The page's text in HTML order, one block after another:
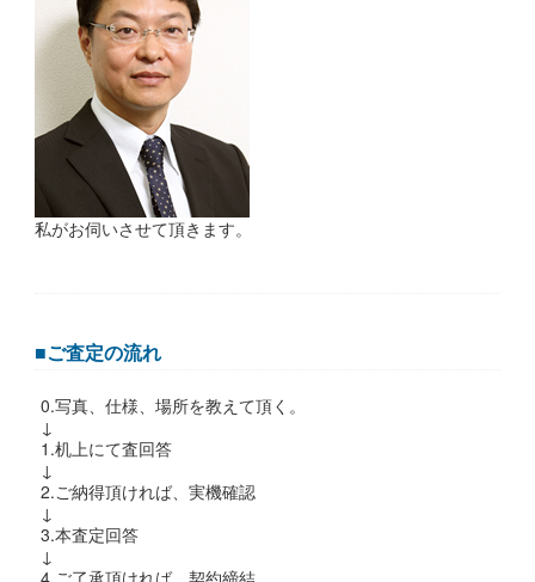
私がお伺いさせて頂きます。
■ご査定の流れ
0.写真、仕様、場所を教えて頂く。
↓
1.机上にて査回答
↓
2.ご納得頂ければ、実機確認
↓
3.本査定回答
↓
4.ご了承頂ければ、契約締結